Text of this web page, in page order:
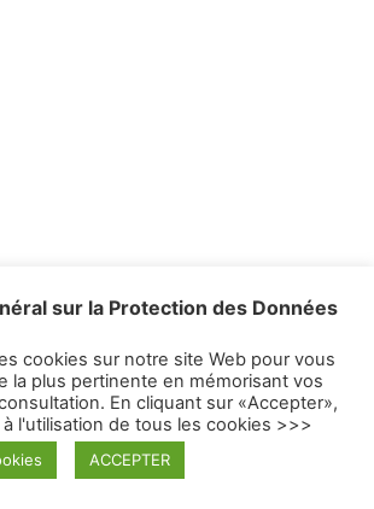
sur la Protection des Données
cookies sur notre site Web pour vous
la plus pertinente en mémorisant vos
En cliquant sur «Accepter»,
l'utilisation de tous les cookies >>>
ACCEPTER